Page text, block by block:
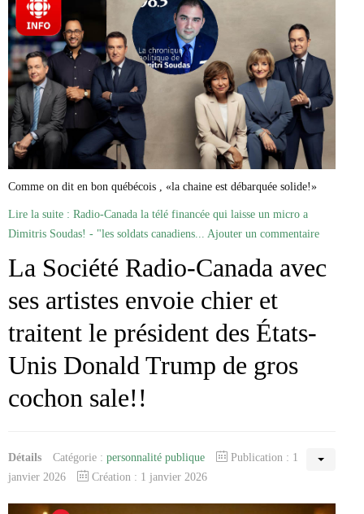
Marie-Eve Doyon
Mathieu Bock Côté
Nathalie Elgrably
Normand Lester
Philippe Léger
Pierre Martin
Remi Nadeau
Richard Béliveau
Richard Martineau
Réjean Parent
Steve E. Fortin
Sophie Durocher
Véronyque Tremblay
Comme on dit en bon québécois , «la chaine est débarquée solide!»
Lire la suite : Radio-Canada la télé financée qui laisse un micro a
Dimitris Soudas! - "les soldats canadiens...
Ajouter un commentaire
La Société Radio-Canada avec
ses artistes envoie chier et
traitent le président des États-
Unis Donald Trump de gros
cochon sale!!
Détails Catégorie : personnalité publique
Publication : 1
janvier 2026
Création : 1 janvier 2026